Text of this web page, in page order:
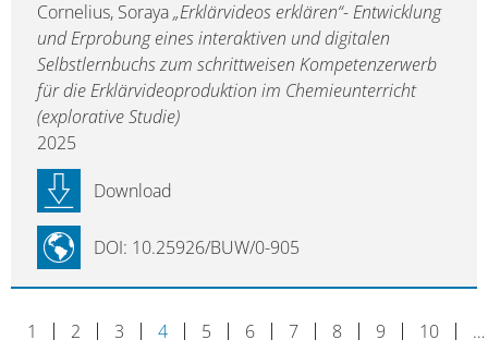
Cornelius, Soraya„Erklärvideos erklären“- Entwicklung
und Erprobung eines interaktiven und digitalen
Selbstlernbuchs zum schrittweisen Kompetenzerwerb
für die Erklärvideoproduktion im Chemieunterricht
(explorative Studie)
2025
DOI: 10.25926/BUW/0-905
Download
1 2 3 4 5 6 7 8 9 10 …